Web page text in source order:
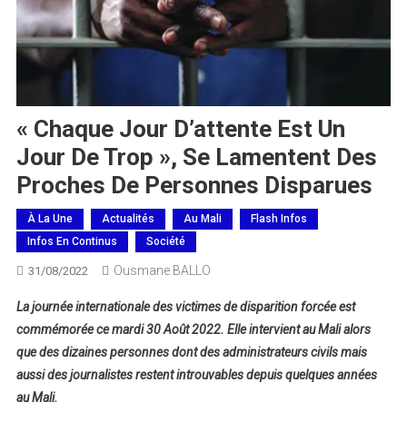
« Chaque Jour D’attente Est Un
Jour De Trop », Se Lamentent Des
Proches De Personnes Disparues
À La Une Actualités Au Mali
Flash Infos
Infos En Continus
Société
31/08/2022 Ousmane BALLO
La journée internationale des victimes de disparition forcée est
commémorée ce mardi 30 Août 2022. Elle intervient au Mali alors
que des dizaines personnes dont des administrateurs civils mais
aussi des journalistes restent introuvables depuis quelques années
au Mali.